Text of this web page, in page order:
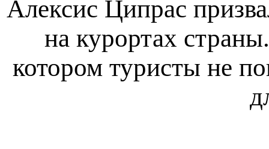
Алексис Ципрас
на курортах
котором туристы не